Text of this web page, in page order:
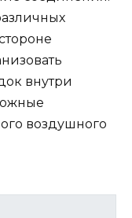
внутри
воздушного